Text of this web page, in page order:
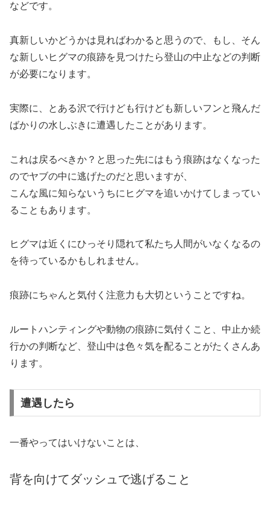
などです。
真新しいかどうかは見ればわかると思うので、もし、そん
な新しいヒグマの痕跡を見つけたら登山の中止などの判断
が必要になります。
実際に、とある沢で行けども行けども新しいフンと飛んだ
ばかりの水しぶきに遭遇したことがあります。
これは戻るべきか？と思った先にはもう痕跡はなくなった
のでヤブの中に逃げたのだと思いますが、
こんな風に知らないうちにヒグマを追いかけてしまってい
ることもあります。
ヒグマは近くにひっそり隠れて私たち人間がいなくなるの
を待っているかもしれません。
痕跡にちゃんと気付く注意力も大切ということですね。
ルートハンティングや動物の痕跡に気付くこと、中止か続
行かの判断など、登山中は色々気を配ることがたくさんあ
ります。
遭遇したら
一番やってはいけないことは、
背を向けてダッシュで逃げること